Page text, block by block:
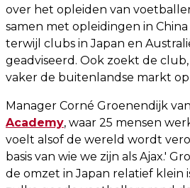
over het opleiden van
samen met opleidingen in
terwijl clubs in Japan en
geadviseerd. Ook zoekt de
vaker de buitenlandse markt op
Manager Corné Groenendijk
Academy, waar 25 mensen
voelt alsof de wereld wordt
basis van wie we zijn als Ajax.'
de omzet in Japan relatief klein